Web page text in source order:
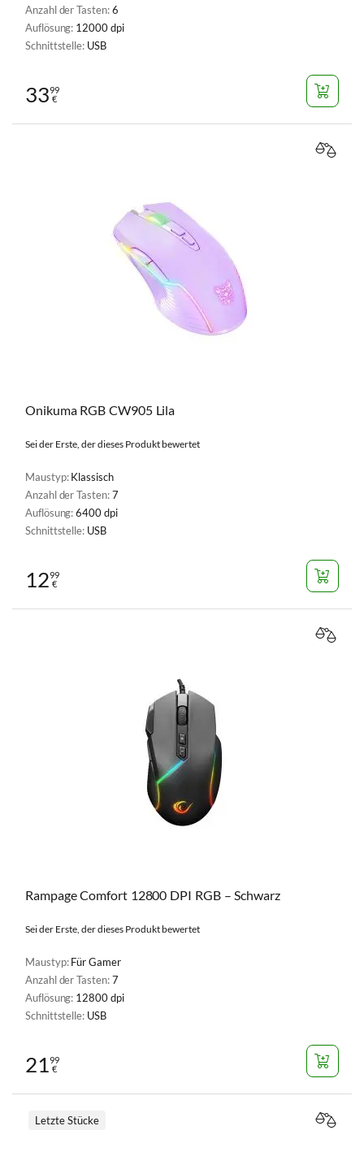
Anzahl der Tasten:6
Auflösung: 12000 dpi
Schnittstelle: USB
3399
€
Onikuma RGB CW905 Lila
Sei der Erste, der dieses Produkt bewertet
Maustyp:Klassisch
Anzahl der Tasten:7
Auflösung:6400 dpi
Schnittstelle: USB
1299
€
Rampage Comfort 12800 DPI RGB – Schwarz
Sei der Erste, der dieses Produkt bewertet
Maustyp:Für Gamer
Anzahl der Tasten:7
Auflösung: 12800 dpi
Schnittstelle: USB
2199
€
Letzte Stücke